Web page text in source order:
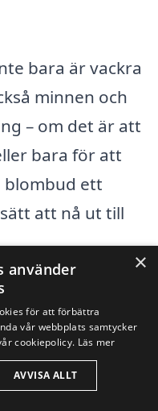
bara är vackra
minnen och
– om det är att
bara för att
blombud ett
att nå ut till
att skicka en
att skicka
här för att
och se till
×
använder
för att förbättra
vår webbplats samtycker
cookiepolicy. Läs mer
AVVISA ALLT